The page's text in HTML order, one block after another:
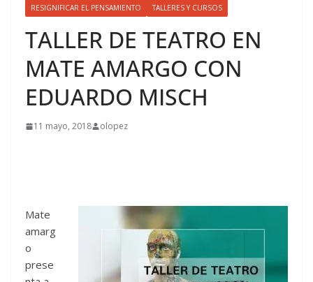
RESIGNIFICAR EL PENSAMIENTO TALLERES Y CURSOS
TALLER DE TEATRO EN
MATE AMARGO CON
EDUARDO MISCH
11 mayo, 2018 olopez
Mate
amarg
o
prese